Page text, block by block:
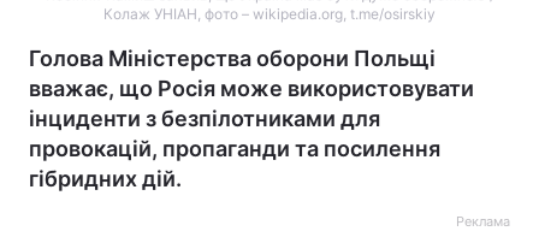
Колаж УНІАН, фото – wikipedia.org, t.me/osirskiy
Голова Міністерства оборони Польщі
вважає, що Росія може використовувати
інциденти з безпілотниками для
провокацій, пропаганди та посилення
гібридних дій.
Реклама